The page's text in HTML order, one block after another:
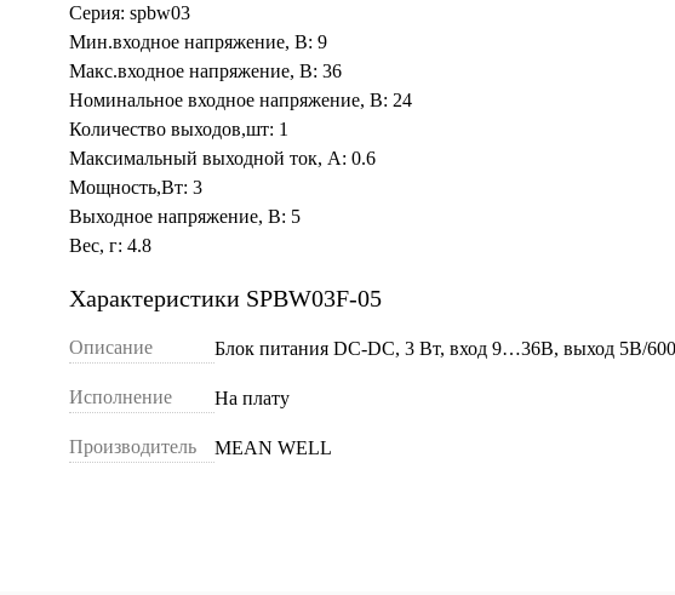
Серия: spbw03
Мин.входное напряжение, В: 9
Макс.входное напряжение, В: 36
Номинальное входное напряжение, В: 24
Количество выходов,шт: 1
Максимальный выходной ток, А: 0.6
Мощность,Вт: 3
Выходное напряжение, В: 5
Вес, г: 4.8
Характеристики SPBW03F-05
Описание Блок питания DC-DC, 3 Вт, вход 9…36В, выход 5В/
Исполнение На плату
Производитель MEAN WELL